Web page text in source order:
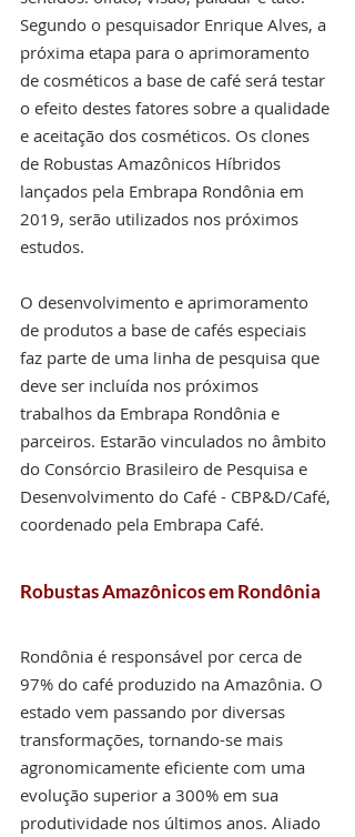
Segundo o pesquisador Enrique Alves, a
próxima etapa para o aprimoramento
de cosméticos a base de café será testar
o efeito destes fatores sobre a qualidade
e aceitação dos cosméticos. Os clones
de Robustas Amazônicos Híbridos
lançados pela Embrapa Rondônia em
2019, serão utilizados nos próximos
estudos.
O desenvolvimento e aprimoramento
de produtos a base de cafés especiais
faz parte de uma linha de pesquisa que
deve ser incluída nos próximos
trabalhos da Embrapa Rondônia e
parceiros. Estarão vinculados no âmbito
do Consórcio Brasileiro de Pesquisa e
Desenvolvimento do Café - CBP&D/Café,
coordenado pela Embrapa Café.
Robustas Amazônicos em Rondônia
Rondônia é responsável por cerca de
97% do café produzido na Amazônia. O
estado vem passando por diversas
transformações, tornando-se mais
agronomicamente eficiente com uma
evolução superior a 300% em sua
produtividade nos últimos anos. Aliado